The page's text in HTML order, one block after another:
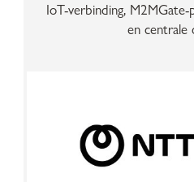
IoT-verbinding,
en centrale